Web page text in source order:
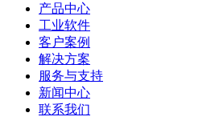
产品中心
工业软件
客户案例
解决方案
服务与支持
新闻中心
联系我们